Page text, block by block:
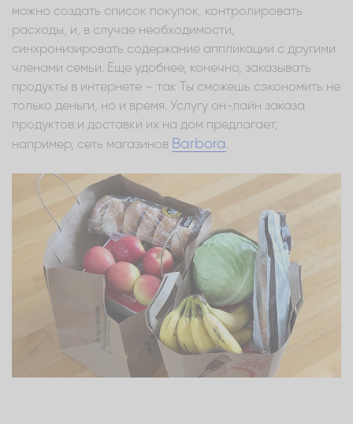
можно создать список покупок, контролировать
расходы, и, в случае необходимости,
синхронизировать содержание аппликации с другими
членами семьи. Еще удобнее, конечно, заказывать
продукты в интернете – так Ты сможешь сэкономить не
только деньги, но и время. Услугу он-лайн заказа
продуктов и доставки их на дом предлагает,
например, сеть магазинов Barbora.